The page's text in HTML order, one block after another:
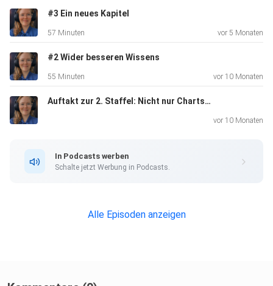
Homepage: https://busymind.de/angebot
#3 Ein neues Kapitel
57 Minuten vor 5 Monaten
#2 Wider besseren Wissens
55 Minuten vor 10 Monaten
Auftakt zur 2. Staffel: Nicht nur Charts: Warum Human Design jetzt größer wird
vor 10 Monaten
In Podcasts werben
Schalte jetzt Werbung in Podcasts.
Alle Episoden anzeigen